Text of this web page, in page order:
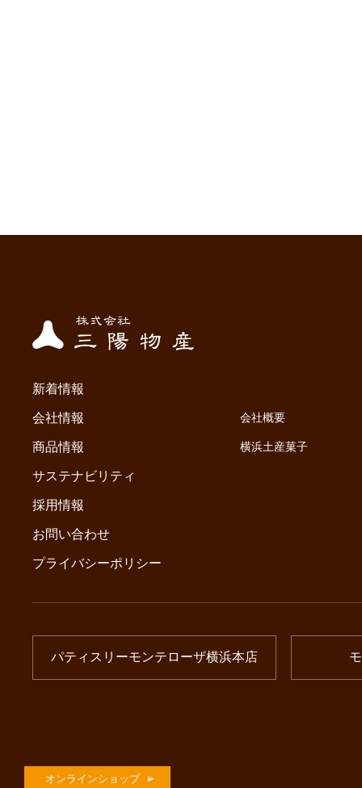
新着情報
会社情報 会社概要
商品情報 横浜土産菓子
サステナビリティ
採用情報
お問い合わせ
プライバシーポリシー
パティスリーモンテローザ横浜本店
オンラインショップ